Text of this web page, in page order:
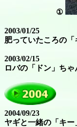
①
2003/01/25
肥っていたころの
2003/02/15
ロバの「ドン」ち
2004/09/23
ヤギと一緒の「キ